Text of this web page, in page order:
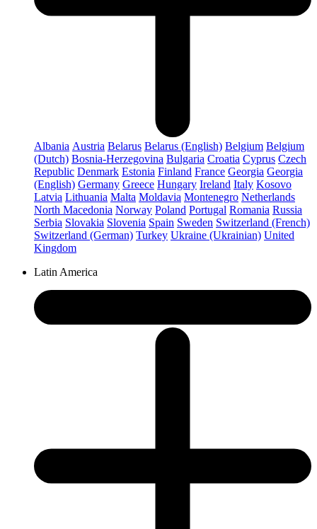
Albania Austria Belarus Belarus (English) Belgium Belgium
(Dutch) Bosnia-Herzegovina Bulgaria Croatia Cyprus Czech
Republic Denmark Estonia Finland France Georgia Georgia
(English) Germany Greece Hungary Ireland Italy Kosovo
Latvia Lithuania Malta Moldavia Montenegro Netherlands
North Macedonia Norway Poland Portugal Romania Russia
Serbia Slovakia Slovenia Spain Sweden Switzerland (French)
Switzerland (German) Turkey Ukraine (Ukrainian) United
Kingdom
Latin America